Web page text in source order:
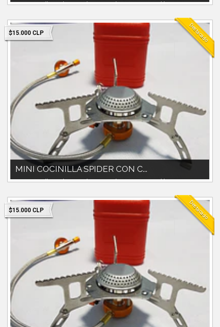
Mini Cocinilla spider con chispero.Utiliza gas compatible 230g o 450
$15.000 CLP Destacado
MINI COCINILLA SPIDER CON C...
Mini Cocinilla spider con chispero.Utiliza gas compatible 230g o 450
$15.000 CLP Destacado